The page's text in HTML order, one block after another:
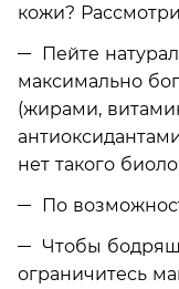
кожи?
Пейте
максимально
(жирами,
нет такого
По
Чтобы
ограничитесь